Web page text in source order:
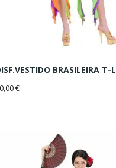
BRASILEIRA T-L
€AÑADIR AL CARRITO